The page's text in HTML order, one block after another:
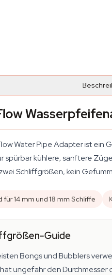
Water Pipe Adapter ist ein
spürbar kühlere, sanftere
Schliffgrößen, kein
für 14 mm und 18 mm Schliffe
Guide
Bongs und Bubblers
ungefähr den